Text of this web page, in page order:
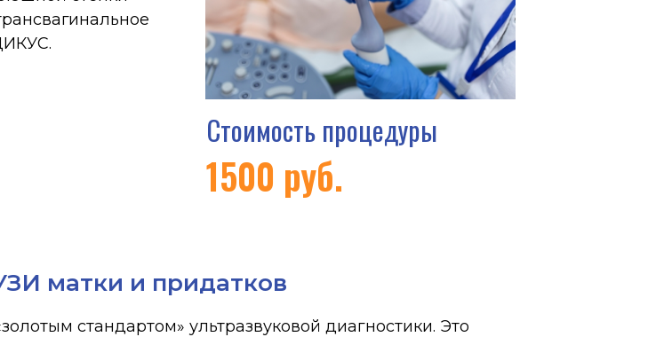
Стоимость процедуры
1500 руб.
матки и придатков
стандартом» ультразвуковой диагностики. Это